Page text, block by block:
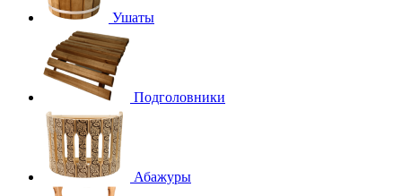
Ушаты
Подголовники
Абажуры